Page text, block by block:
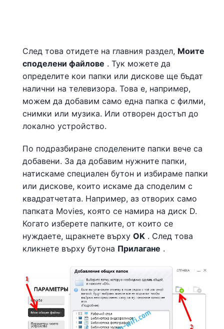
След това отидете на главния раздел, Моите
споделени файлове . Тук можете да
определите кои папки или дискове ще бъдат
налични на телевизора. Това е, например,
можем да добавим само една папка с филми,
снимки или музика. Или отворен достъп до
локално устройство.
По подразбиране споделените папки вече са
добавени. За да добавим нужните папки,
натискаме специален бутон и избираме папки
или дискове, които искаме да споделим с
квадратчетата. Например, аз отворих само
папката Movies, която се намира на диск D.
Когато изберете папките, от които се
нуждаете, щракнете върху OK . След това
кликнете върху бутона Прилагане .